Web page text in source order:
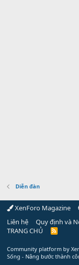
Diễn đàn
XenForo Magazine
Liên hệ
Quy định và
TRANG CHỦ
R
Community platform by
Sống - Nâng bước thành